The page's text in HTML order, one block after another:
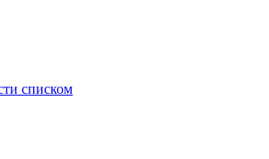
списком